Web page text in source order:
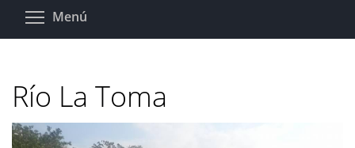
Pasar
Menú
Río La Toma